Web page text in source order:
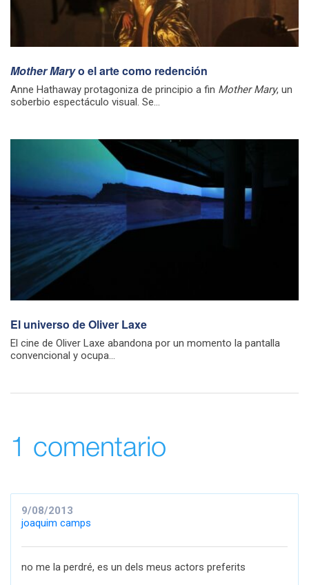
Mother Maryo el arte como redención
Anne Hathaway protagoniza de principio a fin Mother Mary, un
soberbio espectáculo visual. Se...
El universo de Oliver Laxe
El cine de Oliver Laxe abandona por un momento la pantalla
convencional y ocupa...
1 comentario
9/08/2013
joaquim camps
no me la perdré, es un dels meus actors preferits